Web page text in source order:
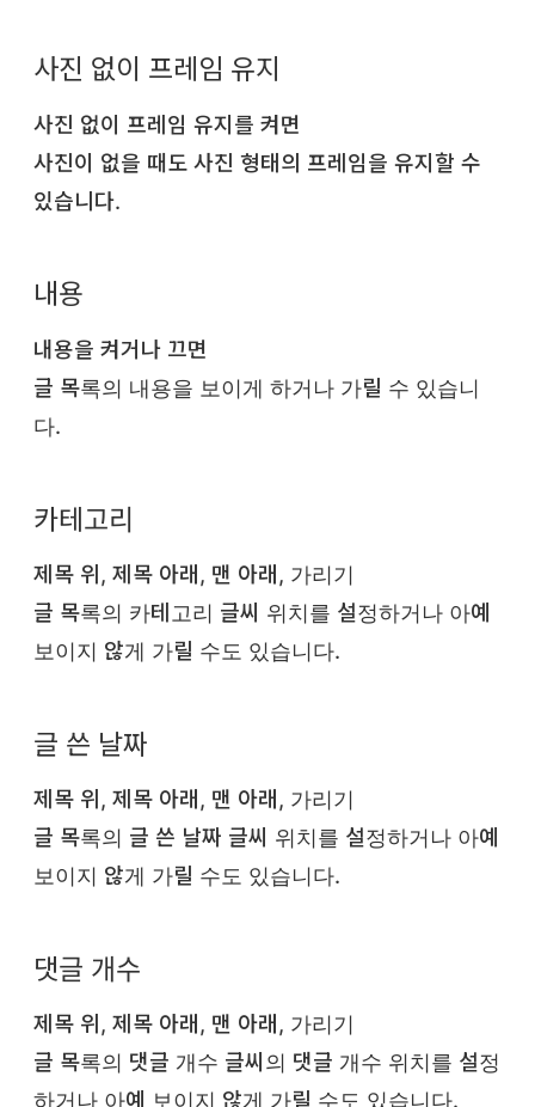
사진 없이 프레임 유지
사진 없이 프레임 유지를 켜면
사진이 없을 때도 사진 형태의 프레임을 유지할 수
있습니다.
내용
내용을 켜거나 끄면
글 목록의 내용을 보이게 하거나 가릴 수 있습니
다.
카테고리
제목 위, 제목 아래, 맨 아래, 가리기
글 목록의 카테고리 글씨 위치를 설정하거나 아예
보이지 않게 가릴 수도 있습니다.
글 쓴 날짜
제목 위, 제목 아래, 맨 아래, 가리기
글 목록의 글 쓴 날짜 글씨 위치를 설정하거나 아예
보이지 않게 가릴 수도 있습니다.
댓글 개수
제목 위, 제목 아래, 맨 아래, 가리기
글 목록의 댓글 개수 글씨의 댓글 개수 위치를 설정
하거나 아예 보이지 않게 가릴 수도 있습니다.